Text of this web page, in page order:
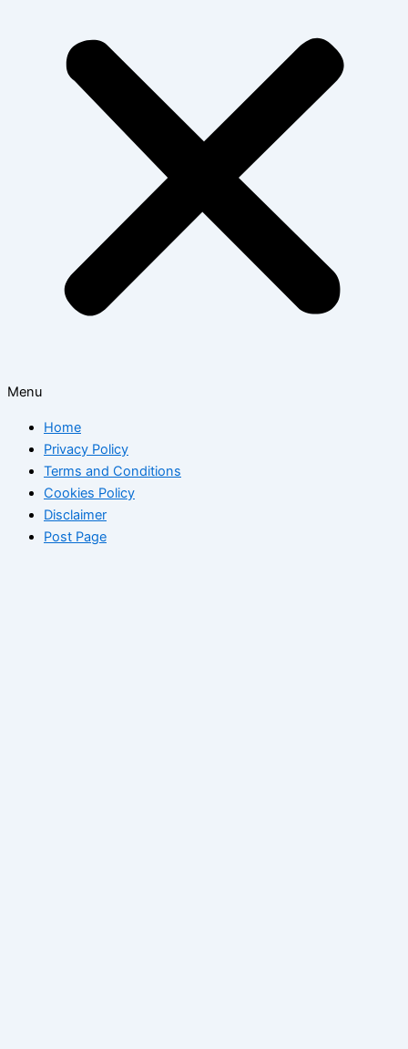
Menu
Home
Privacy Policy
Terms and Conditions
Cookies Policy
Disclaimer
Post Page